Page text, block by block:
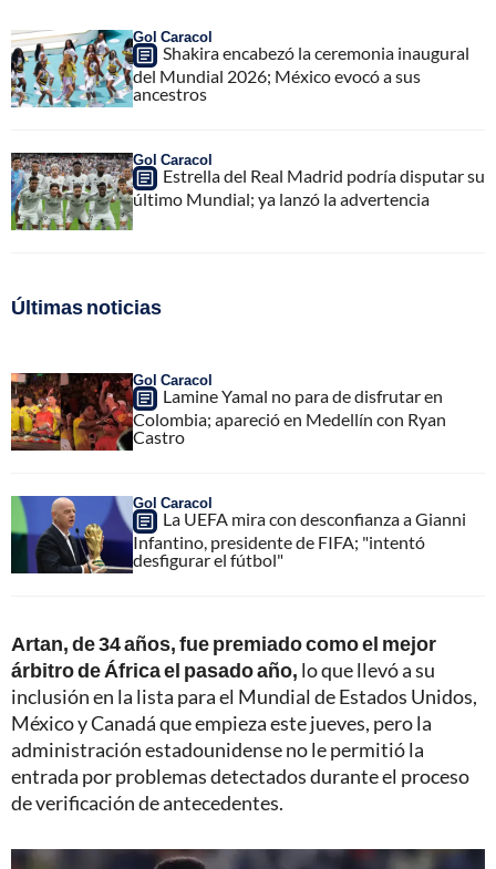
Gol Caracol
Shakira encabezó la ceremonia inaugural
del Mundial 2026; México evocó a sus
ancestros
Gol Caracol
Estrella del Real Madrid podría disputar su
último Mundial; ya lanzó la advertencia
Últimas noticias
Gol Caracol
Lamine Yamal no para de disfrutar en
Colombia; apareció en Medellín con Ryan
Castro
Gol Caracol
La UEFA mira con desconfianza a Gianni
Infantino, presidente de FIFA; "intentó
desfigurar el fútbol"
Artan, de 34 años, fue premiado como el mejor
árbitro de África el pasado año, lo que llevó a su
inclusión en la lista para el Mundial de Estados Unidos,
México y Canadá que empieza este jueves, pero la
administración estadounidense no le permitió la
entrada por problemas detectados durante el proceso
de verificación de antecedentes.